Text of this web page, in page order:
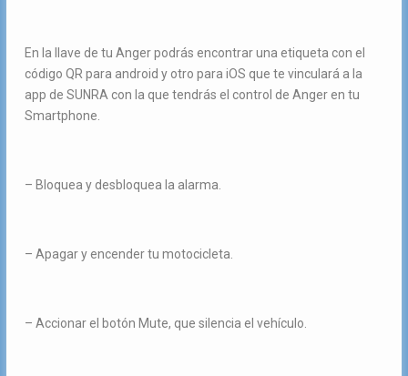
En la llave de tu Anger podrás encontrar una etiqueta con el
código QR para android y otro para iOS que te vinculará a la
app de SUNRA con la que tendrás el control de Anger en tu
Smartphone.
– Bloquea y desbloquea la alarma.
– Apagar y encender tu motocicleta.
– Accionar el botón Mute, que silencia el vehículo.